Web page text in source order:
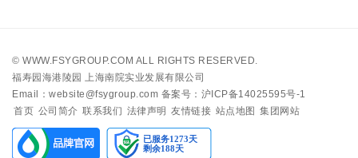
© WWW.FSYGROUP.COM ALL RIGHTS RESERVED.
福寿园海港陵园 上海南院实业发展有限公司
Email：website@fsygroup.com 备案号：沪ICP备14025595号-1
首页 公司简介 联系我们 法律声明 友情链接 站点地图 集团网站